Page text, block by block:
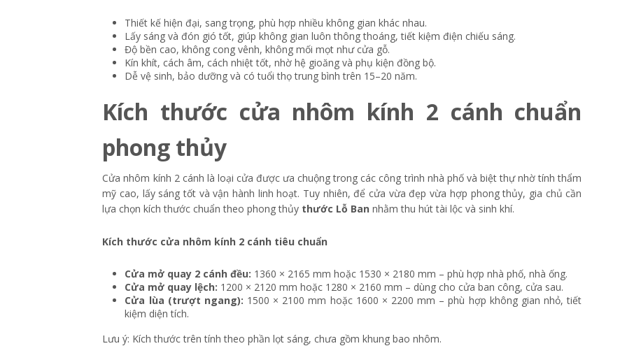
Thiết kế hiện đại, sang trọng, phù hợp nhiều không gian khác nhau.
Lấy sáng và đón gió tốt, giúp không gian luôn thông thoáng, tiết kiệm điện chiếu sáng.
Độ bền cao, không cong vênh, không mối mọt như cửa gỗ.
Kín khít, cách âm, cách nhiệt tốt, nhờ hệ gioăng và phụ kiện đồng bộ.
Dễ vệ sinh, bảo dưỡng và có tuổi thọ trung bình trên 15–20 năm.
Kích thước cửa nhôm kính 2 cánh chuẩn
phong thủy
Cửa nhôm kính 2 cánh là loại cửa được ưa chuộng trong các công trình nhà phố và biệt thự nhờ tính thẩm
mỹ cao, lấy sáng tốt và vận hành linh hoạt. Tuy nhiên, để cửa vừa đẹp vừa hợp phong thủy, gia chủ cần
lựa chọn kích thước chuẩn theo phong thủy thước Lỗ Ban nhằm thu hút tài lộc và sinh khí.
Kích thước cửa nhôm kính 2 cánh tiêu chuẩn
Cửa mở quay 2 cánh đều: 1360 × 2165 mm hoặc 1530 × 2180 mm – phù hợp nhà phố, nhà ống.
Cửa mở quay lệch: 1200 × 2120 mm hoặc 1280 × 2160 mm – dùng cho cửa ban công, cửa sau.
Cửa lùa (trượt ngang): 1500 × 2100 mm hoặc 1600 × 2200 mm – phù hợp không gian nhỏ, tiết
kiệm diện tích.
Lưu ý: Kích thước trên tính theo phần lọt sáng, chưa gồm khung bao nhôm.